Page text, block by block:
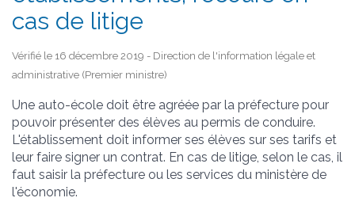
cas de litige
Vérifié le 16 décembre 2019 - Direction de l'information légale et
administrative (Premier ministre)
Une auto-école doit être agréée par la préfecture pour
pouvoir présenter des élèves au permis de conduire.
L'établissement doit informer ses élèves sur ses tarifs et
leur faire signer un contrat. En cas de litige, selon le cas, il
faut saisir la préfecture ou les services du ministère de
l'économie.